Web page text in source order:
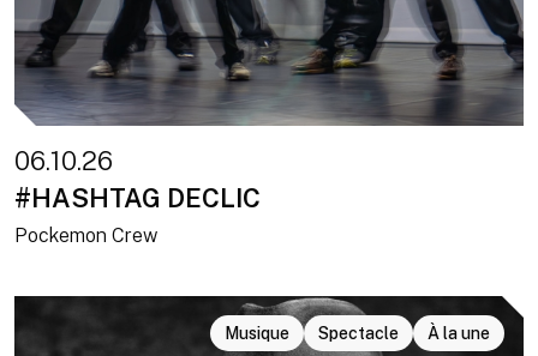
06.10.26
#HASHTAG DECLIC
Pockemon Crew
Musique Spectacle À la une